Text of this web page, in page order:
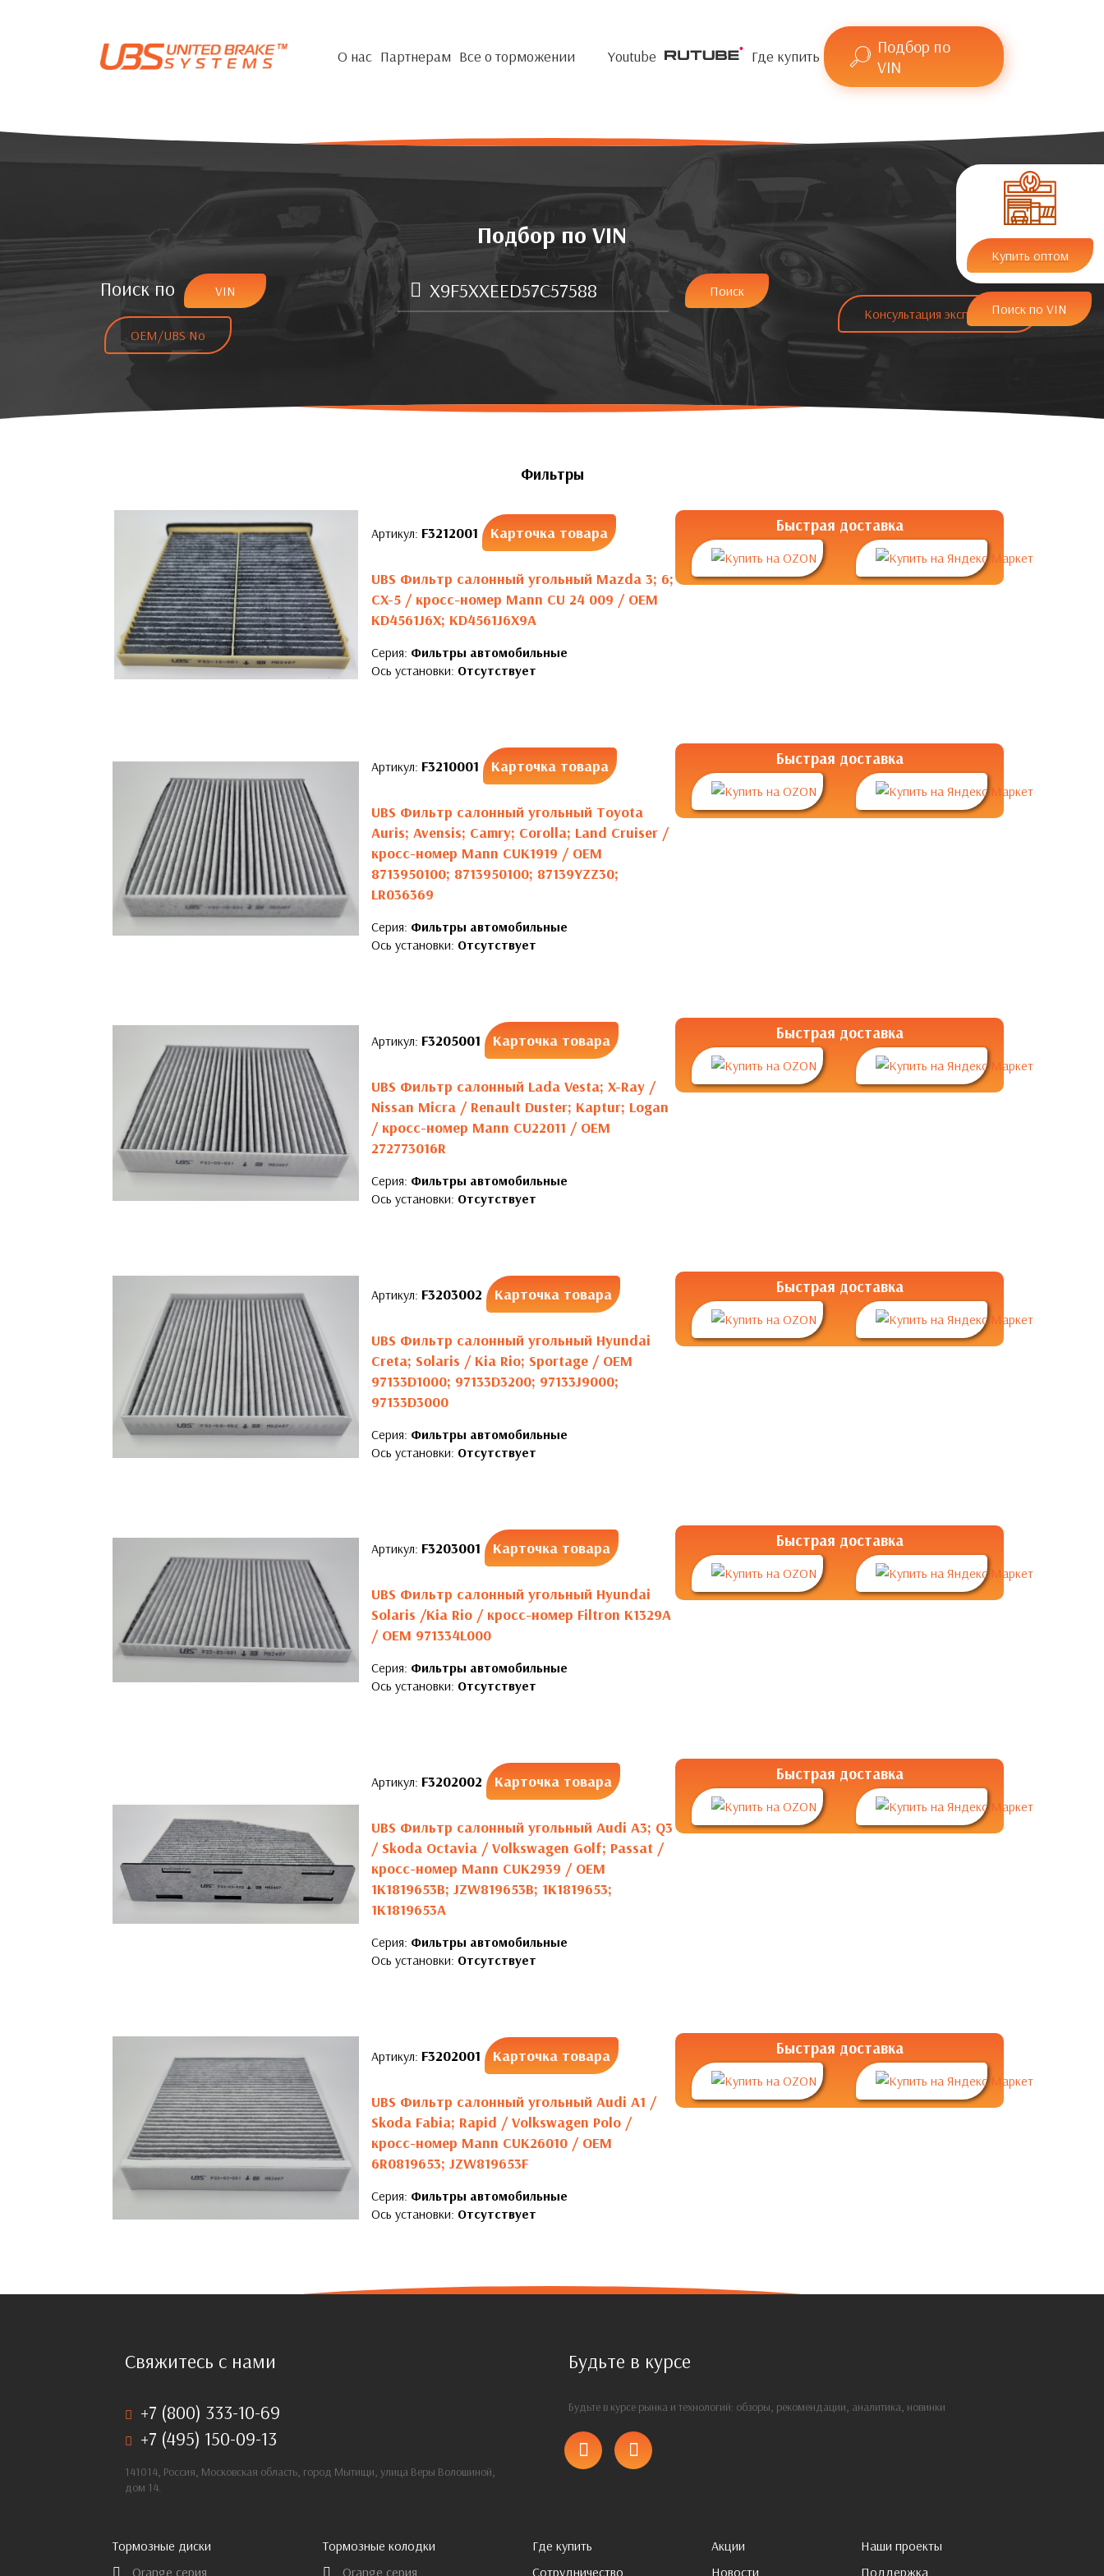
О нас Партнерам Все о торможении Youtube Где купить
Подбор по
VIN
Подбор по VIN
Поиск по VIN
OEM/UBS No
Поиск
Консультация эксперта
Фильтры
Артикул: F3212001 Карточка товара
UBS Фильтр салонный угольный Mazda 3; 6;
CX-5 / кросс-номер Mann CU 24 009 / OEM
KD4561J6X; KD4561J6X9A
Серия: Фильтры автомобильные
Ось установки: Отсутствует
Быстрая доставка
Артикул: F3210001 Карточка товара
UBS Фильтр салонный угольный Toyota
Auris; Avensis; Camry; Corolla; Land Cruiser /
кросс-номер Mann CUK1919 / OEM
8713950100; 8713950100; 87139YZZ30;
LR036369
Серия: Фильтры автомобильные
Ось установки: Отсутствует
Быстрая доставка
Артикул: F3205001 Карточка товара
UBS Фильтр салонный Lada Vesta; X-Ray /
Nissan Micra / Renault Duster; Kaptur; Logan
/ кросс-номер Mann CU22011 / OEM
272773016R
Серия: Фильтры автомобильные
Ось установки: Отсутствует
Быстрая доставка
Артикул: F3203002 Карточка товара
UBS Фильтр салонный угольный Hyundai
Creta; Solaris / Kia Rio; Sportage / OEM
97133D1000; 97133D3200; 97133J9000;
97133D3000
Серия: Фильтры автомобильные
Ось установки: Отсутствует
Быстрая доставка
Артикул: F3203001 Карточка товара
UBS Фильтр салонный угольный Hyundai
Solaris /Kia Rio / кросс-номер Filtron K1329A
/ OEM 971334L000
Серия: Фильтры автомобильные
Ось установки: Отсутствует
Быстрая доставка
Артикул: F3202002 Карточка товара
UBS Фильтр салонный угольный Audi A3; Q3
/ Skoda Octavia / Volkswagen Golf; Passat /
кросс-номер Mann CUK2939 / OEM
1K1819653B; JZW819653B; 1K1819653;
1K1819653A
Серия: Фильтры автомобильные
Ось установки: Отсутствует
Быстрая доставка
Артикул: F3202001 Карточка товара
UBS Фильтр салонный угольный Audi A1 /
Skoda Fabia; Rapid / Volkswagen Polo /
кросс-номер Mann CUK26010 / OEM
6R0819653; JZW819653F
Серия: Фильтры автомобильные
Ось установки: Отсутствует
Быстрая доставка
Свяжитесь с нами
+7 (800) 333-10-69
+7 (495) 150-09-13
141014, Россия, Московская область, город Мытищи, улица Веры Волошиной,
дом 14.
Будьте в курсе
Будьте в курсе рынка и технологий: обзоры, рекомендации, аналитика, новинки
Тормозные диски
Orange серия
Тормозные колодки
Orange серия
Где купить
Сотрудничество
Акции
Новости
Наши проекты
Поддержка
Купить оптом
Поиск по VIN